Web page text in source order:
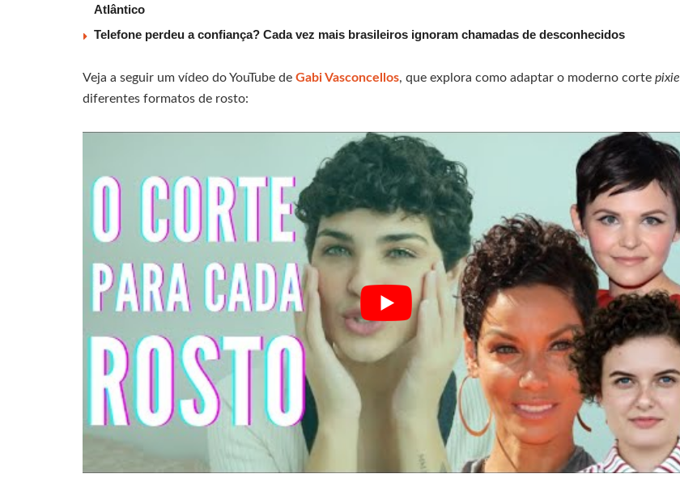
Atlântico
Telefone perdeu a confiança? Cada vez mais brasileiros ignoram chamadas de desconhecidos
Veja a seguir um vídeo do YouTube de Gabi Vasconcellos, que explora como adaptar o moderno corte pixie
diferentes formatos de rosto: